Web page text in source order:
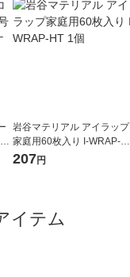
岩谷マテリアル アイラップ
家庭用60枚入り I-WRAP-HT
1個
207円
イテム